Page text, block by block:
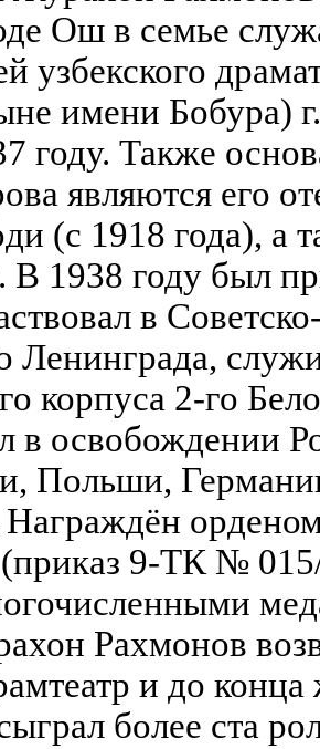
Ош в семье
узбекского
имени Бобура)
году. Также
являются его
(с 1918 года), а
В 1938 году был
в
Ленинграда,
корпуса 2-го
в освобождении
Польши,
Награждён
9-ТК №
Рахмонов
и до конца
более ста